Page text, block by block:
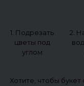
1. Подрезать
цветы под
углом
2.
Хотите, чтобы букет